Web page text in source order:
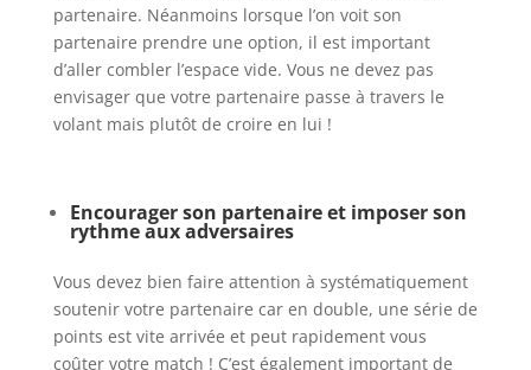
partenaire. Néanmoins lorsque l’on voit son
partenaire prendre une option, il est important
d’aller combler l’espace vide. Vous ne devez pas
envisager que votre partenaire passe à travers le
volant mais plutôt de croire en lui !
Encourager son partenaire et imposer son
rythme aux adversaires
Vous devez bien faire attention à systématiquement
soutenir votre partenaire car en double, une série de
points est vite arrivée et peut rapidement vous
coûter votre match ! C’est également important de